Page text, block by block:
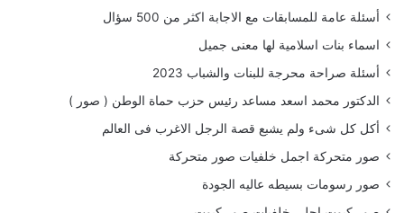
أسئلة عامة للمسابقات مع الاجابة اكثر من 500 سؤال
اسماء بنات اسلامية لها معنى جميل
أسئلة صراحة محرجة للبنات والشباب 2023
الدكتور محمد اسعد مساعد رئيس حزب حماة الوطن ( صور )
أكل كل شىء ولم يشبع قصة الرجل الاغرب فى العالم
صور متحركة اجمل خلفيات صور متحركة
صور رسومات بسيطه عاليه الجودة